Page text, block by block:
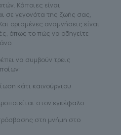
Κάποιες είναι
σε γεγονότα της ζωής σας,
ορισμένες αναμνήσεις είναι
όπως το πώς να οδηγείτε
να συμβούν τρεις
κάτι καινούργιου
στον εγκέφαλο
στη μνήμη στο